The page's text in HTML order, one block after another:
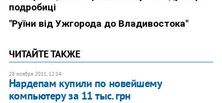
ЧИТАЙТЕ ТАКЖЕ
28 ноября 2011, 12:14
Нардепам купили по новейшему
компьютеру за 11 тыс. грн